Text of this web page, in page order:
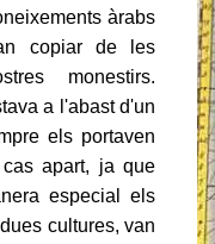
àrabs
copiar de les
monestirs.
a l'abast d'un
els portaven
apart, ja que
especial els
cultures, van